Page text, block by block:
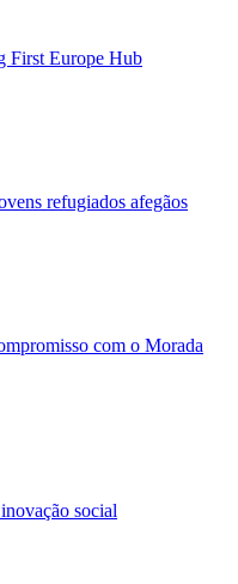
First Europe Hub
refugiados afegãos
com o Morada
social